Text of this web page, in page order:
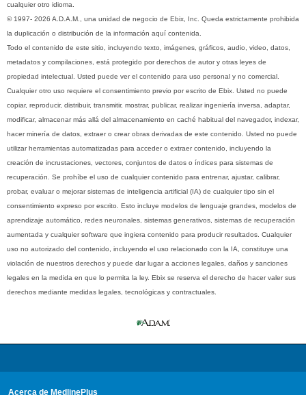
cualquier otro idioma.
© 1997- 2026 A.D.A.M., una unidad de negocio de Ebix, Inc. Queda estrictamente prohibida
la duplicación o distribución de la información aquí contenida.
Todo el contenido de este sitio, incluyendo texto, imágenes, gráficos, audio, video, datos,
metadatos y compilaciones, está protegido por derechos de autor y otras leyes de
propiedad intelectual. Usted puede ver el contenido para uso personal y no comercial.
Cualquier otro uso requiere el consentimiento previo por escrito de Ebix. Usted no puede
copiar, reproducir, distribuir, transmitir, mostrar, publicar, realizar ingeniería inversa, adaptar,
modificar, almacenar más allá del almacenamiento en caché habitual del navegador, indexar,
hacer minería de datos, extraer o crear obras derivadas de este contenido. Usted no puede
utilizar herramientas automatizadas para acceder o extraer contenido, incluyendo la
creación de incrustaciones, vectores, conjuntos de datos o índices para sistemas de
recuperación. Se prohíbe el uso de cualquier contenido para entrenar, ajustar, calibrar,
probar, evaluar o mejorar sistemas de inteligencia artificial (IA) de cualquier tipo sin el
consentimiento expreso por escrito. Esto incluye modelos de lenguaje grandes, modelos de
aprendizaje automático, redes neuronales, sistemas generativos, sistemas de recuperación
aumentada y cualquier software que ingiera contenido para producir resultados. Cualquier
uso no autorizado del contenido, incluyendo el uso relacionado con la IA, constituye una
violación de nuestros derechos y puede dar lugar a acciones legales, daños y sanciones
legales en la medida en que lo permita la ley. Ebix se reserva el derecho de hacer valer sus
derechos mediante medidas legales, tecnológicas y contractuales.
Acerca de MedlinePlus